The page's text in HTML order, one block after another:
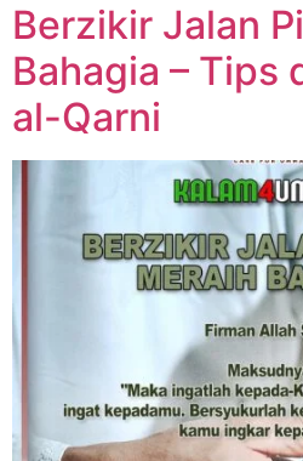
Berzikir Jalan
Bahagia – Tips
al-Qarni